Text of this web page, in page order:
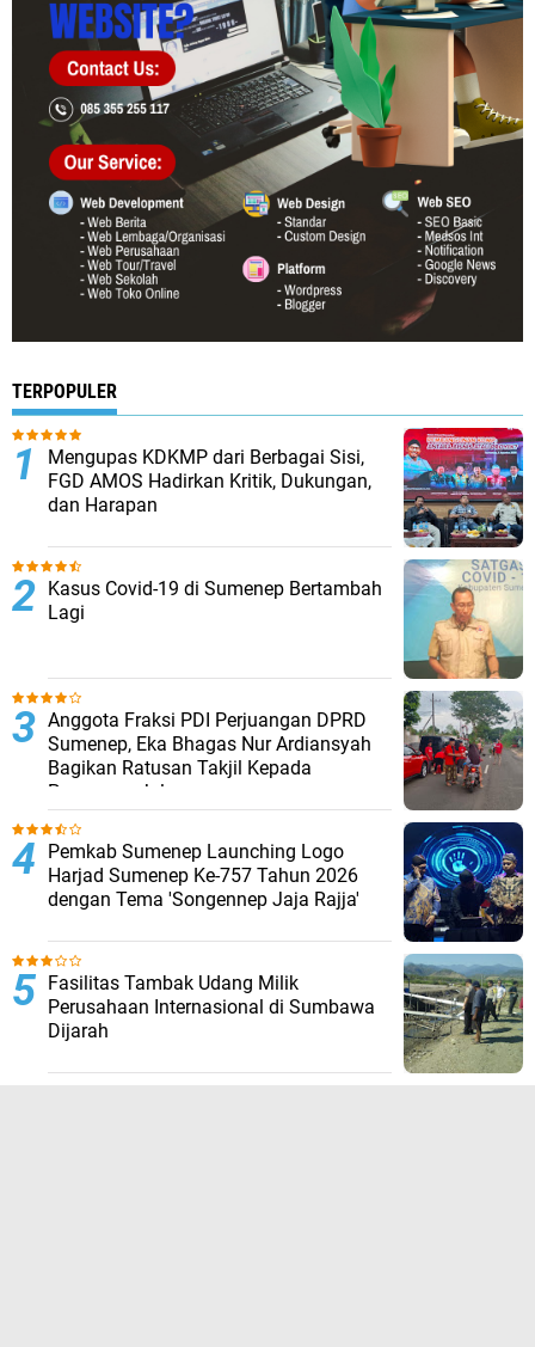
TERPOPULER
Mengupas KDKMP dari Berbagai Sisi,
FGD AMOS Hadirkan Kritik, Dukungan,
dan Harapan
Kasus Covid-19 di Sumenep Bertambah
Lagi
Anggota Fraksi PDI Perjuangan DPRD
Sumenep, Eka Bhagas Nur Ardiansyah
Bagikan Ratusan Takjil Kepada
Pengguna Jalan
Pemkab Sumenep Launching Logo
Harjad Sumenep Ke-757 Tahun 2026
dengan Tema 'Songennep Jaja Rajja'
Fasilitas Tambak Udang Milik
Perusahaan Internasional di Sumbawa
Dijarah